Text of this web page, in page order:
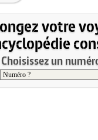
votre
Choisissez un